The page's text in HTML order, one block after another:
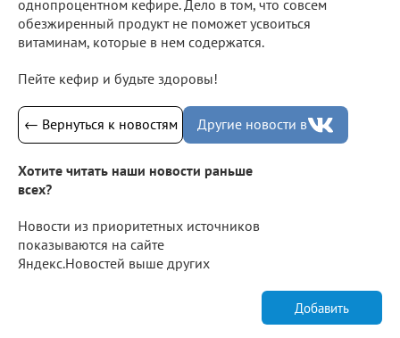
однопроцентном кефире. Дело в том, что совсем
обезжиренный продукт не поможет усвоиться
витаминам, которые в нем содержатся.
Пейте кефир и будьте здоровы!
← Вернуться к новостям Другие новости в
Хотите читать наши новости раньше
всех?
Новости из приоритетных источников
показываются на сайте
Яндекс.Новостей выше других
Добавить